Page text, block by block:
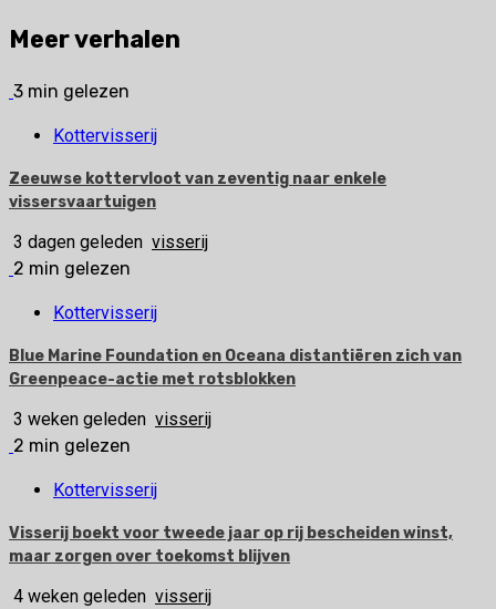
Meer verhalen
3 min gelezen
Kottervisserij
Zeeuwse kottervloot van zeventig naar enkele
vissersvaartuigen
3 dagen geleden visserij
2 min gelezen
Kottervisserij
Blue Marine Foundation en Oceana distantiëren zich van
Greenpeace-actie met rotsblokken
3 weken geleden visserij
2 min gelezen
Kottervisserij
Visserij boekt voor tweede jaar op rij bescheiden winst,
maar zorgen over toekomst blijven
4 weken geleden visserij